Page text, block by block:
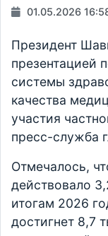
01.05.2026
Президент
презентацией
системы
качества
участия
пресс-служба
Отмечалось,
действовало
итогам 2026
достигнет 8,7